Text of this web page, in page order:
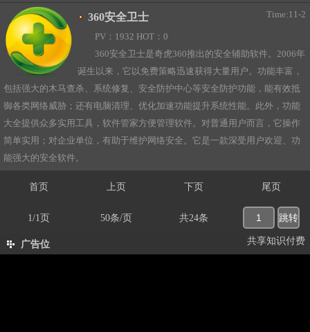
360安全卫士 Time:11-2
PV：1932 HOT：0
360安全卫士是奇虎360推出的安全辅助软件。2006年
诞生以来，它以免费策略迅速获得大量用户。功能丰富，
包括强大的木马查杀、系统修复、安全防护中心等安全防护功能，能有效抵
御各类网络威胁；还有电脑清理、优化加速功能提升系统性能。此外，功能
大全提供众多实用工具，软件管家方便管理软件。对普通用户而言，它操作
简单实用；对企业单位，有助于维护网络安全。它是一款深受用户欢迎、功
能强大的安全软件。
首页 上页 下页 尾页
1/1页 50条/页 共24条
广告位 共享知识付费